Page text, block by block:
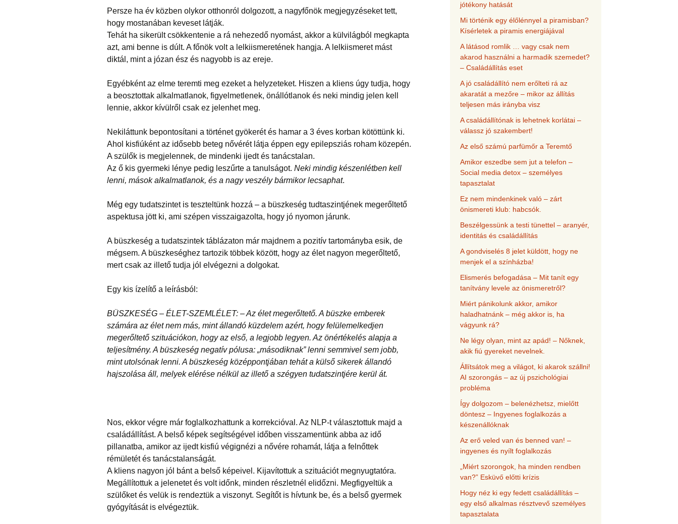
Persze ha év közben olykor otthonról dolgozott, a nagyfőnök megjegyzéseket tett,
hogy mostanában keveset látják.
Tehát ha sikerült csökkentenie a rá nehezedő nyomást, akkor a külvilágból megkapta
azt, ami benne is dúlt. A főnök volt a lelkiismeretének hangja. A lelkiismeret mást
diktál, mint a józan ész és nagyobb is az ereje.
Egyébként az elme teremti meg ezeket a helyzeteket. Hiszen a kliens úgy tudja, hogy
a beosztottak alkalmatlanok, figyelmetlenek, önállótlanok és neki mindig jelen kell
lennie, akkor kívülről csak ez jelenhet meg.
Nekiláttunk bepontosítani a történet gyökerét és hamar a 3 éves korban kötöttünk ki.
Ahol kisfiúként az idősebb beteg nővérét látja éppen egy epilepsziás roham közepén.
A szülők is megjelennek, de mindenki ijedt és tanácstalan.
Az ő kis gyermeki lénye pedig leszűrte a tanulságot. Neki mindig készenlétben kell
lenni, mások alkalmatlanok, és a nagy veszély bármikor lecsaphat.
Még egy tudatszintet is teszteltünk hozzá – a büszkeség tudtaszintjének megerőltető
aspektusa jött ki, ami szépen visszaigazolta, hogy jó nyomon járunk.
A büszkeség a tudatszintek táblázaton már majdnem a pozitív tartományba esik, de
mégsem. A büszkeséghez tartozik többek között, hogy az élet nagyon megerőltető,
mert csak az illető tudja jól elvégezni a dolgokat.
Egy kis ízelítő a leírásból:
BÜSZKESÉG – ÉLET-SZEMLÉLET: – Az élet megerőltető. A büszke emberek
számára az élet nem más, mint állandó küzdelem azért, hogy felülemelkedjen
megerőltető szituációkon, hogy az első, a legjobb legyen. Az önértékelés alapja a
teljesítmény. A büszkeség negatív pólusa: „másodiknak” lenni semmivel sem jobb,
mint utolsónak lenni. A büszkeség középpontjában tehát a külső sikerek állandó
hajszolása áll, melyek elérése nélkül az illető a szégyen tudatszintjére kerül át.
Nos, ekkor végre már foglalkozhattunk a korrekcióval. Az NLP-t választottuk majd a
családállítást. A belső képek segítségével időben visszamentünk abba az idő
pillanatba, amikor az ijedt kisfiú végignézi a nővére rohamát, látja a felnőttek
rémületét és tanácstalanságát.
A kliens nagyon jól bánt a belső képeivel. Kijavítottuk a szituációt megnyugtatóra.
Megállítottuk a jelenetet és volt időnk, minden részletnél elidőzni. Megfigyeltük a
szülőket és velük is rendeztük a viszonyt. Segítőt is hívtunk be, és a belső gyermek
gyógyítását is elvégeztük.
jótékony hatását
Mi történik egy élőlénnyel a piramisban?
Kísérletek a piramis energiájával
A látásod romlik … vagy csak nem
akarod használni a harmadik szemedet?
– Családállítás eset
A jó családállító nem erőlteti rá az
akaratát a mezőre – mikor az állítás
teljesen más irányba visz
A családállítónak is lehetnek korlátai –
válassz jó szakembert!
Az első számú parfümőr a Teremtő
Amikor eszedbe sem jut a telefon –
Social media detox – személyes
tapasztalat
Ez nem mindenkinek való – zárt
önismereti klub: habcsók.
Beszélgessünk a testi tünettel – aranyér,
identitás és családállítás
A gondviselés 8 jelet küldött, hogy ne
menjek el a színházba!
Elismerés befogadása – Mit tanít egy
tanítvány levele az önismeretről?
Miért pánikolunk akkor, amikor
haladhatnánk – még akkor is, ha
vágyunk rá?
Ne légy olyan, mint az apád! – Nőknek,
akik fiú gyereket nevelnek.
Állítsátok meg a világot, ki akarok szállni!
AI szorongás – az új pszichológiai
probléma
Így dolgozom – belenézhetsz, mielőtt
döntesz – Ingyenes foglalkozás a
készenállóknak
Az erő veled van és benned van! –
ingyenes és nyílt foglalkozás
„Miért szorongok, ha minden rendben
van?” Esküvő előtti krízis
Hogy néz ki egy fedett családállítás –
egy első alkalmas résztvevő személyes
tapasztalata